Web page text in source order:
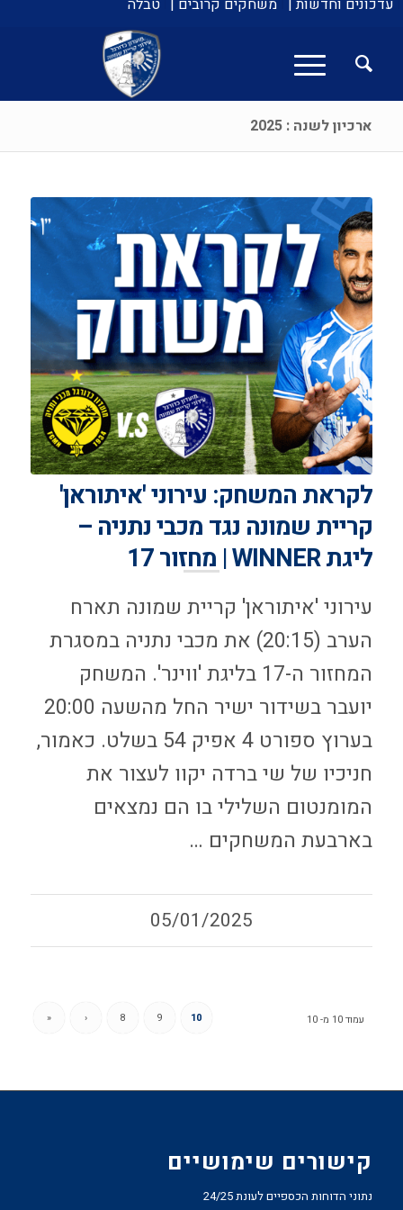
עדכונים וחדשות | משחקים קרובים | טבלה
ארכיון לשנה : 2025
לקראת המשחק: עירוני 'איתוראן'
קריית שמונה נגד מכבי נתניה –
ליגת WINNER | מחזור 17
עירוני 'איתוראן' קריית שמונה תארח
הערב (20:15) את מכבי נתניה במסגרת
המחזור ה-17 בליגת 'ווינר'. המשחק
יועבר בשידור ישיר החל מהשעה 20:00
בערוץ ספורט 4 אפיק 54 בשלט. כאמור,
חניכיו של שי ברדה יקוו לעצור את
המומנטום השלילי בו הם נמצאים
בארבעת המשחקים …
05/01/2025
עמוד 10 מ- 10 « ‹ 8 9 10
קישורים שימושיים
נתוני הדוחות הכספיים לעונת 24/25